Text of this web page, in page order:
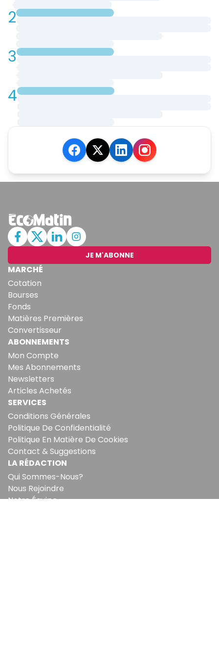
2
3
4
JE M'ABONNE
MARCHÉ
Cotation
Bourses
Fonds
Matières Premières
Convertisseur
ABONNEMENTS
Mon Compte
Mes Abonnements
Newsletters
Articles Achetés
SERVICES
Conditions Générales
Politique De Confidentialité
Politique En Matière De Cookies
Contact & Suggestions
LA RÉDACTION
Qui Sommes-Nous?
Nous Rejoindre
Notre Équipe